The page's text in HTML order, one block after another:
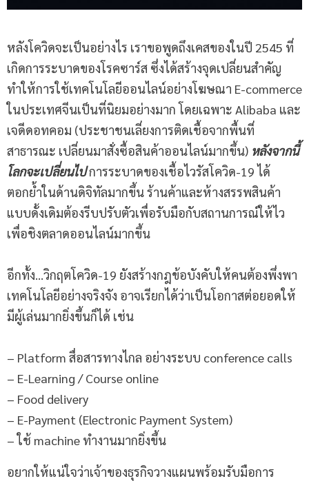
หลังโควิดจะเป็นอย่างไร เราขอพูดถึงเคสของในปี 2545 ที่
เกิดการระบาดของโรคซาร์ส ซึ่งได้สร้างจุดเปลี่ยนสำคัญ
ทำให้การใช้เทคโนโลยีออนไลน์อย่างโฆษณา E-commerce
ในประเทศจีนเป็นที่นิยมอย่างมาก โดยเฉพาะ Alibaba และ
เจดีดอทคอม (ประชาชนเลี่ยงการติดเชื้อจากพื้นที่
สาธารณะ เปลี่ยนมาสั่งซื้อสินค้าออนไลน์มากขึ้น) หลังจากนี้
โลกจะเปลี่ยนไปการระบาดของเชื้อไวรัสโควิด-19 ได้
ตอกย้ำในด้านดิจิทัลมากขึ้น ร้านค้าและห้างสรรพสินค้า
แบบดั้งเดิมต้องรีบปรับตัวเพื่อรับมือกับสถานการณ์ให้ไว
เพื่อชิงตลาดออนไลน์มากขึ้น
อีกทั้ง…วิกฤตโควิด-19 ยังสร้างกฎข้อบังคับให้คนต้องพึ่งพา
เทคโนโลยีอย่างจริงจัง อาจเรียกได้ว่าเป็นโอกาสต่อยอดให้
มีผู้เล่นมากยิ่งขึ้นก็ได้ เช่น
– Platform สื่อสารทางไกล อย่างระบบ conference calls
– E-Learning / Course online
– Food delivery
– E-Payment (Electronic Payment System)
– ใช้ machine ทำงานมากยิ่งขึ้น
อยากให้แน่ใจว่าเจ้าของธุรกิจวางแผนพร้อมรับมือการ